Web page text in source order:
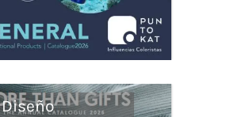
Diseño